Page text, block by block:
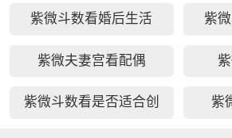
己好不好
紫微斗数看婚后生活 紫
紫微夫妻宫看配偶
紫微斗数看是否适合创 紫